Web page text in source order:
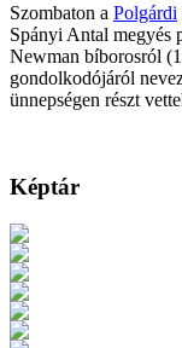
Szombaton a Polgárdi
Spányi Antal megyés
Newman bíborosról
gondolkodójáról
ünnepségen részt
Képtár